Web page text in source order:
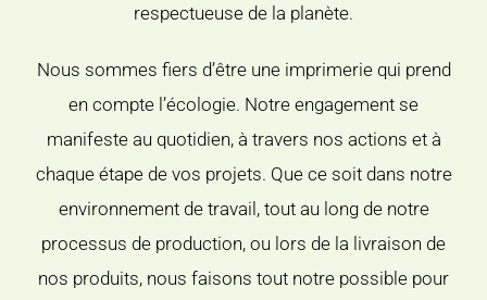
respectueuse de la planète.
Nous sommes fiers d’être une imprimerie qui prend
en compte l’écologie. Notre engagement se
manifeste au quotidien, à travers nos actions et à
chaque étape de vos projets. Que ce soit dans notre
environnement de travail, tout au long de notre
processus de production, ou lors de la livraison de
nos produits, nous faisons tout notre possible pour